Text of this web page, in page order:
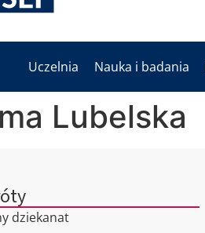
Uczelnia Nauka i badania
Lubelska
dziekanat